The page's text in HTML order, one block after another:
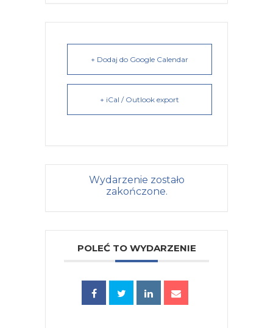
+ Dodaj do Google Calendar
+ iCal / Outlook export
Wydarzenie zostało
zakończone.
POLEĆ TO WYDARZENIE